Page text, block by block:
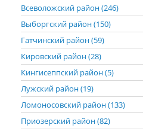
Всеволожский район (246)
Выборгский район (150)
Гатчинский район (59)
Кировский район (28)
Кингисеппский район (5)
Лужский район (19)
Ломоносовский район (133)
Приозерский район (82)